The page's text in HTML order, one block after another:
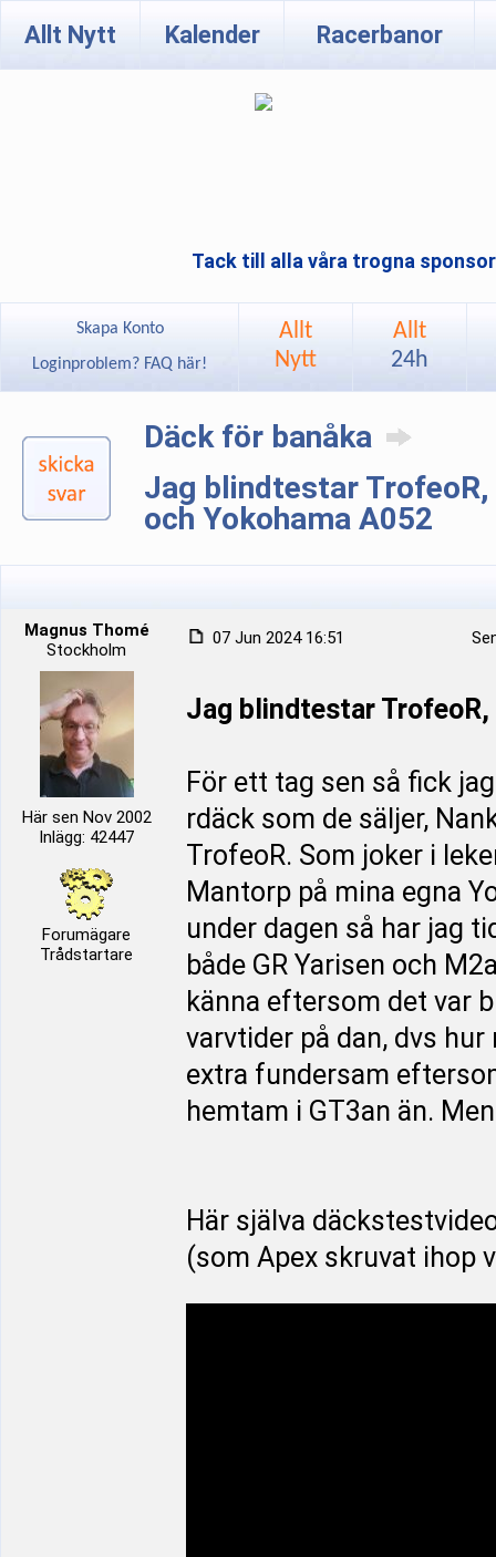
Allt Nytt Kalender Racerbanor
Tack till alla våra trogna
Skapa Konto
Loginproblem? FAQ här!
Allt
Nytt
Allt
24h
Däck för banåka
Jag blindtestar TrofeoR,
och Yokohama A052
Magnus Thomé
Stockholm
Här sen Nov 2002
Inlägg: 42447
Forumägare
Trådstartare
07 Jun 2024 16:51
Jag blindtestar TrofeoR,
För ett tag sen så fick
rdäck som de säljer,
TrofeoR. Som joker i
Mantorp på mina egna
under dagen så har jag
både GR Yarisen och
känna eftersom det var
varvtider på dan, dvs
extra fundersam
hemtam i GT3an än.
Här själva
(som Apex skruvat ihop